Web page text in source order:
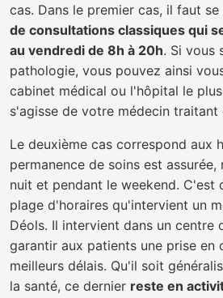
cas. Dans le premier cas, il faut
de consultations classiques qui
au vendredi de 8h à 20h. Si vous
pathologie, vous pouvez ainsi
cabinet médical ou l'hôpital le
s'agisse de votre médecin traitant
Le deuxième cas correspond aux
permanence de soins est
nuit et pendant le weekend. C'est
plage d'horaires qu'intervient un
Déols. Il intervient dans un centre
garantir aux patients une prise en
meilleurs délais. Qu'il soit
la santé, ce dernier reste en